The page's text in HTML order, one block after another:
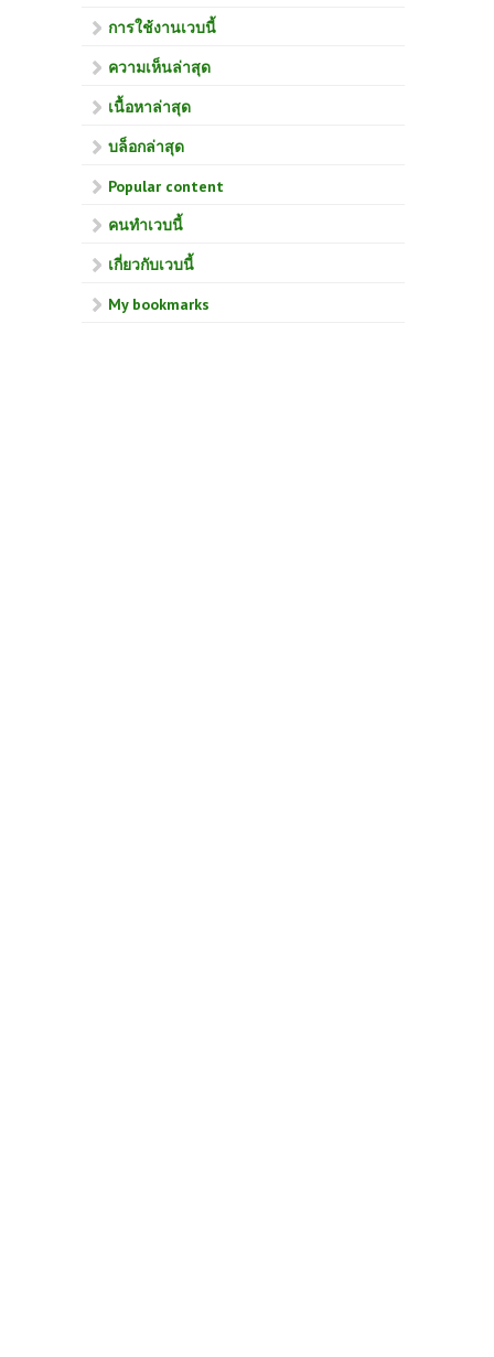
การใช้งานเวบนี้
ความเห็นล่าสุด
เนื้อหาล่าสุด
บล็อกล่าสุด
Popular content
คนทำเวบนี้
เกี่ยวกับเวบนี้
My bookmarks